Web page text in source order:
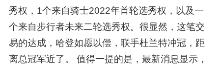
秀权，1个来自骑士2022年首轮选秀权，以及一
个来自步行者未来二轮选秀权。很显然，这笔交
易的达成，哈登如愿以偿，联手杜兰特冲冠，距
离总冠军近了。 值得一提的是，最新消息显示，